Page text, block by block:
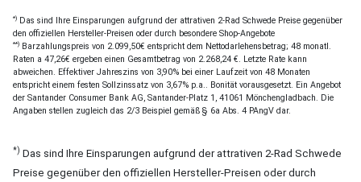
*) Das sind Ihre Einsparungen aufgrund der attrativen 2-Rad Schwede Preise gegenüber
den offiziellen Hersteller-Preisen oder durch besondere Shop-Angebote
**) Barzahlungspreis von 2.099,50€ entspricht dem Nettodarlehensbetrag; 48 monatl.
Raten a 47,26€ ergeben einen Gesamtbetrag von 2.268,24 €. Letzte Rate kann
abweichen. Effektiver Jahreszins von 3,90% bei einer Laufzeit von 48 Monaten
entspricht einem festen Sollzinssatz von 3,67% p.a.. Bonität vorausgesetzt. Ein Angebot
der Santander Consumer Bank AG, Santander-Platz 1, 41061 Mönchengladbach. Die
Angaben stellen zugleich das 2/3 Beispiel gemäß § 6a Abs. 4 PAngV dar.
*) Das sind Ihre Einsparungen aufgrund der attrativen 2-Rad Schwede
Preise gegenüber den offiziellen Hersteller-Preisen oder durch